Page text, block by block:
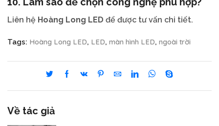
Liên hệ Hoàng Long LED để được tư vấn chi tiết.
Tags: Hoàng Long LED, LED, màn hình LED, ngoài trời
Về tác giả